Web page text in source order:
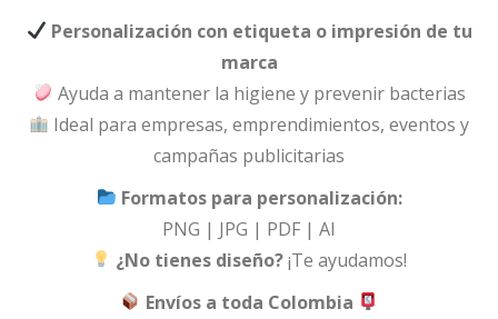
Personalización con etiqueta o impresión de tu
marca
Ayuda a mantener la higiene y prevenir bacterias
Ideal para empresas, emprendimientos, eventos y
campañas publicitarias
Formatos para personalización:
PNG | JPG | PDF | AI
¿No tienes diseño?¡Te ayudamos!
Envíos a toda Colombia